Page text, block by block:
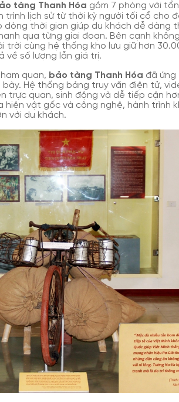
tàng Thanh Hóa gồm 7 phòng với
trình lịch sử từ thời kỳ người tối cổ cho
dòng thời gian giúp du khách dễ dàng
qua từng giai đoạn. Bên cạnh
trời cùng hệ thống kho lưu giữ hơn
về số lượng lẫn giá trị.
quan, bảo tàng Thanh Hóa đã ứng
Hệ thống bảng truy vấn điện tử,
trực quan, sinh động và dễ tiếp cận
hiện vật gốc và công nghệ, hành trình
với du khách.